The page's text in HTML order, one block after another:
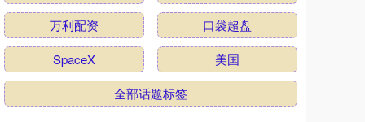
万利配资
口袋超盘
SpaceX
美国
全部话题标签